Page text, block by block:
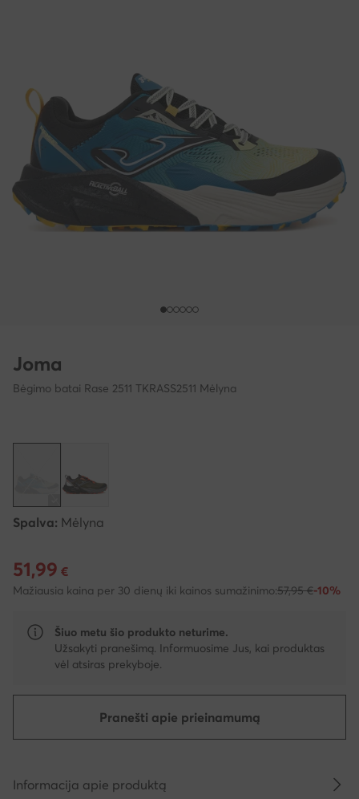
Joma
Bėgimo batai Rase 2511 TKRASS2511 Mėlyna
Spalva: Mėlyna
Dabartinė kaina 51,99 €
51,99 €
Mažiausia kaina per 30 dienų iki kainos sumažinimo:57,95 €-10%
Šiuo metu šio produkto neturime.
Užsakyti pranešimą. Informuosime Jus, kai produktas
vėl atsiras prekyboje.
Pranešti apie prieinamumą
Informacija apie produktą